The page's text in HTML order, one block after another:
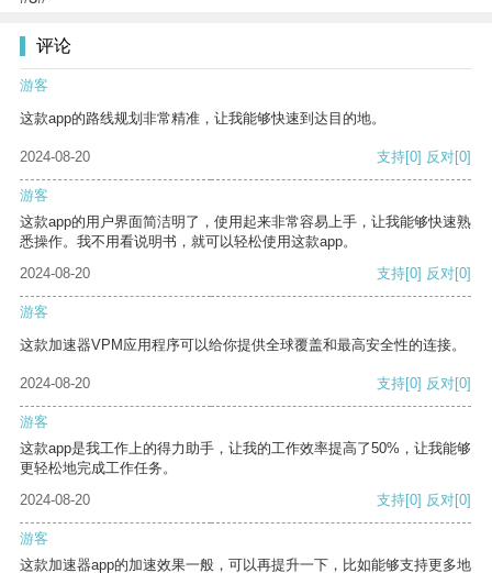
评论
游客
这款app的路线规划非常精准，让我能够快速到达目的地。
2024-08-20 支持[0] 反对[0]
游客
这款app的用户界面简洁明了，使用起来非常容易上手，让我能够快速熟
悉操作。我不用看说明书，就可以轻松使用这款app。
2024-08-20
支持[0] 反对[0]
游客
这款加速器VPM应用程序可以给你提供全球覆盖和最高安全性的连接。
2024-08-20 支持[0] 反对[0]
游客
这款app是我工作上的得力助手，让我的工作效率提高了50%，让我能够
更轻松地完成工作任务。
2024-08-20
支持[0] 反对[0]
游客
这款加速器app的加速效果一般，可以再提升一下，比如能够支持更多地